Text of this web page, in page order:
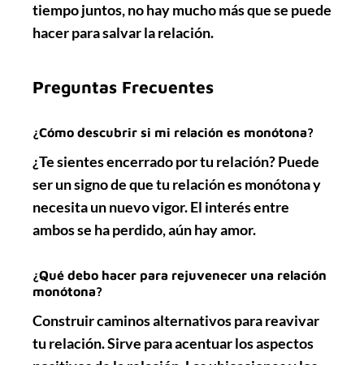
tiempo juntos, no hay mucho más que se puede
hacer para salvar la relación.
Preguntas Frecuentes
¿Cómo descubrir si mi relación es monótona?
¿Te sientesencerradopor tu relación? Puede
ser un signo de que tu relación esmonótonay
necesita un nuevo vigor. El interésentre
ambos se ha perdido, aún hayamor.
¿Qué debo hacer para rejuvenecer una relación
monótona?
Construir caminos alternativos para reavivar
tu relación. Sirve para acentuar los aspectos